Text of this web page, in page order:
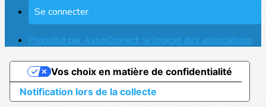
Se connecter
Propulsé par AssoConnect, le logiciel des associations
Notification lors de la collecte
Vos choix en matière de confidentialité